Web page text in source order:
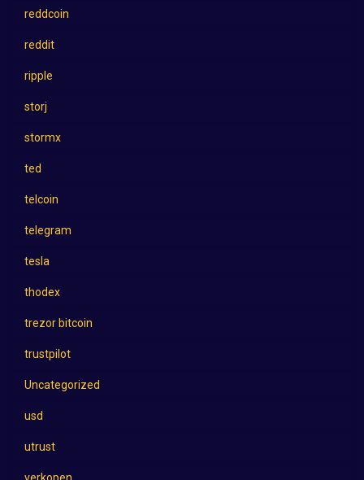
reddcoin
reddit
ripple
storj
stormx
ted
telcoin
telegram
tesla
thodex
trezor bitcoin
trustpilot
Uncategorized
usd
utrust